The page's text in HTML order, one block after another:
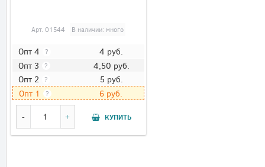
Арт. 01544 В наличии: много
Опт 4 ? 4 руб.
Опт 3 ? 4,50 руб.
Опт 2 ? 5 руб.
Опт 1 ? 6 руб.
КУПИТЬ